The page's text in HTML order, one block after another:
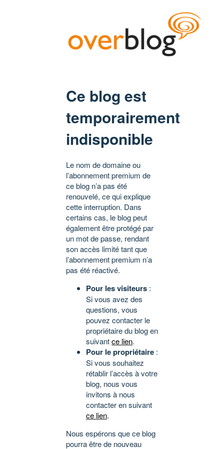
Ce blog est
temporairement
indisponible
Le nom de domaine ou
l’abonnement premium de
ce blog n’a pas été
renouvelé, ce qui explique
cette interruption. Dans
certains cas, le blog peut
également être protégé par
un mot de passe, rendant
son accès limité tant que
l’abonnement premium n’a
pas été réactivé.
Pour les visiteurs :
Si vous avez des
questions, vous
pouvez contacter le
propriétaire du blog en
suivantce lien.
Pour le propriétaire :
Si vous souhaitez
rétablir l’accès à votre
blog, nous vous
invitons à nous
contacter en suivant
ce lien.
Nous espérons que ce blog
pourra être de nouveau